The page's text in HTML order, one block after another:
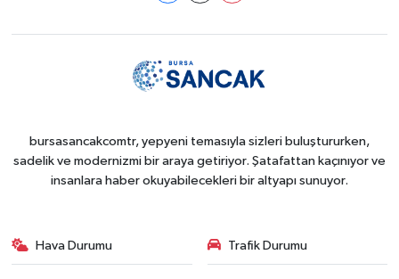
bursasancakcomtr, yepyeni temasıyla sizleri buluştururken,
sadelik ve modernizmi bir araya getiriyor. Şatafattan kaçınıyor ve
insanlara haber okuyabilecekleri bir altyapı sunuyor.
Hava Durumu Trafik Durumu